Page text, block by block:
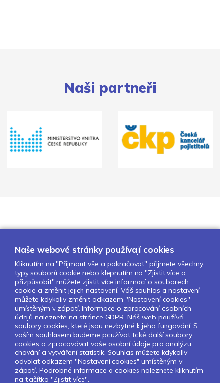
Naši partneři
O nás Naše projekty
Pro školy
Partneři
Kontakty
GDPR
Nastavení cookies
Sledujte nás:
Pokud chcete dostávat pravidelný
Naše webové stránky používají cookies
Kliknutím na "Přijmout vše a pokračovat" přijmete všechny
typy souborů cookie nebo klepnutím na "Zjistit více a
přizpůsobit" můžete zjistit více informací o souborech
cookie a změnit jejich nastavení. Váš souhlas a nastavení
můžete kdykoliv změnit odkazem "Nastavení cookies"
umístěným v zápatí. Informace o zpracování osobních
údajů naleznete na stránce GDPR. Náš web používá
soubory cookies, které jsou nezbytné k jeho fungování. S
vaším souhlasem budeme používat také další soubory
cookies a zpracovávat vaše osobní údaje pro analýzu
chování a vytváření statistik. Souhlas můžete kdykoliv
odvolat odkazem "Nastavení cookies" umístěným v
zápatí. Podrobné informace o cookies naleznete kliknutím
na tlačítko "Zjistit více".